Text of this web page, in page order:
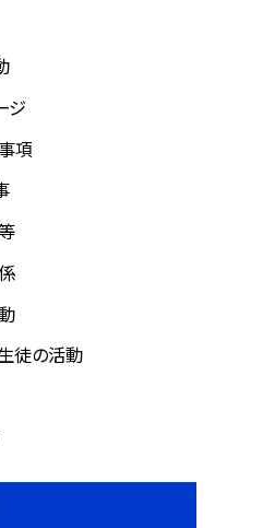
ジ
項
徒の活動